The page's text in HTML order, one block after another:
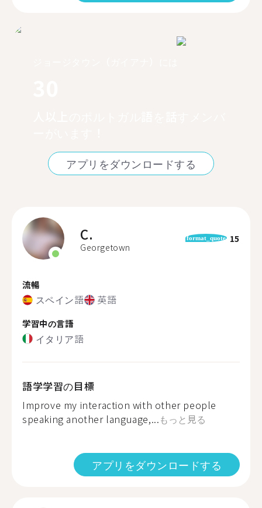
アプリをダウンロードする
C.
Georgetown
format_quote 15
流暢
スペイン語 英語
学習中の言語
イタリア語
語学学習の目標
Improve my interaction with other people
speaking another language,...もっと見る
アプリをダウンロードする